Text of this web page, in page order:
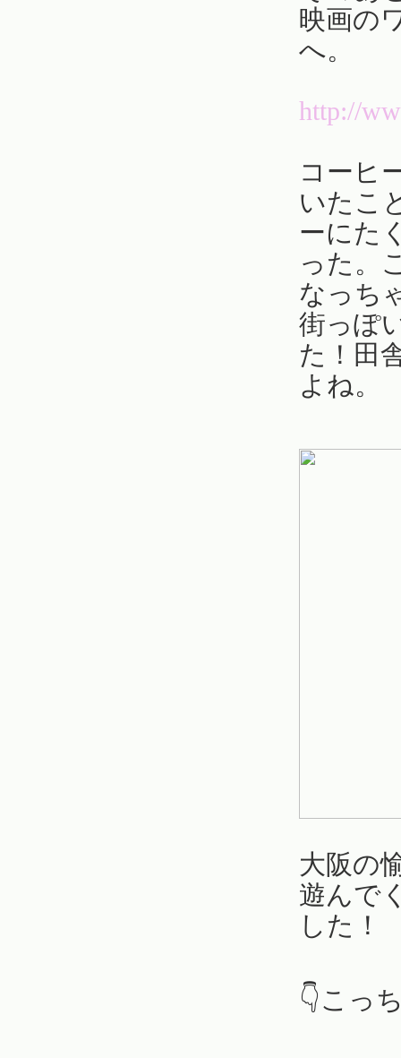
映画の
へ。
http://
コーヒ
いたこ
ーにた
った。
なっち
街っぽ
た！田
よね。
大阪の
遊んで
した！
👇こっ